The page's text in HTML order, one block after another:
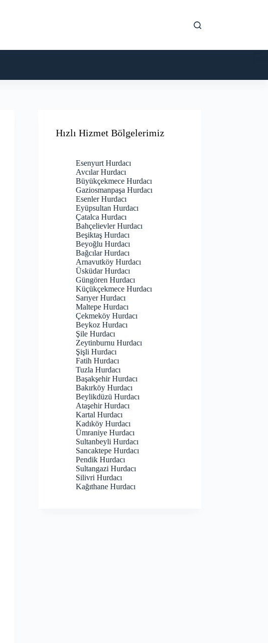
Hızlı Hizmet Bölgelerimiz
Esenyurt Hurdacı
Avcılar Hurdacı
Büyükçekmece Hurdacı
Gaziosmanpaşa Hurdacı
Esenler Hurdacı
Eyüpsultan Hurdacı
Çatalca Hurdacı
Bahçelievler Hurdacı
Beşiktaş Hurdacı
Beyoğlu Hurdacı
Bağcılar Hurdacı
Arnavutköy Hurdacı
Üsküdar Hurdacı
Güngören Hurdacı
Küçükçekmece Hurdacı
Sarıyer Hurdacı
Maltepe Hurdacı
Çekmeköy Hurdacı
Beykoz Hurdacı
Şile Hurdacı
Zeytinburnu Hurdacı
Şişli Hurdacı
Fatih Hurdacı
Tuzla Hurdacı
Başakşehir Hurdacı
Bakırköy Hurdacı
Beylikdüzü Hurdacı
Ataşehir Hurdacı
Kartal Hurdacı
Kadıköy Hurdacı
Ümraniye Hurdacı
Sultanbeyli Hurdacı
Sancaktepe Hurdacı
Pendik Hurdacı
Sultangazi Hurdacı
Silivri Hurdacı
Kağıthane Hurdacı